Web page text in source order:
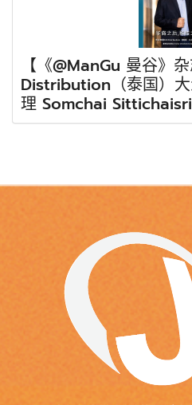
【《@ManGu 曼谷》
Distribution（泰国）
理 Somchai